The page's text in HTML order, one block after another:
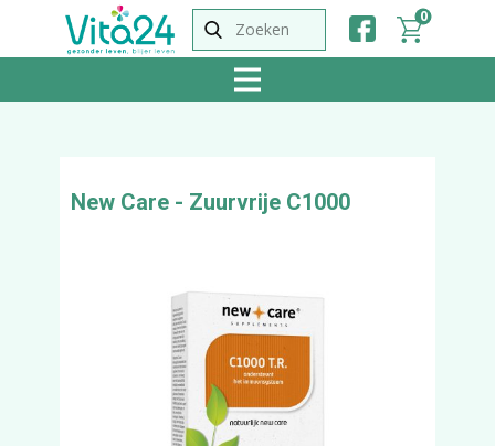
0
New Care - Zuurvrije C1000